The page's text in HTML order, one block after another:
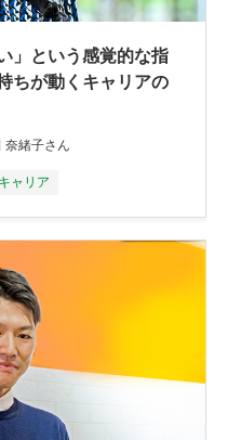
」という感覚的な指
ちが動くキャリアの
奈緒子さん
ャリア